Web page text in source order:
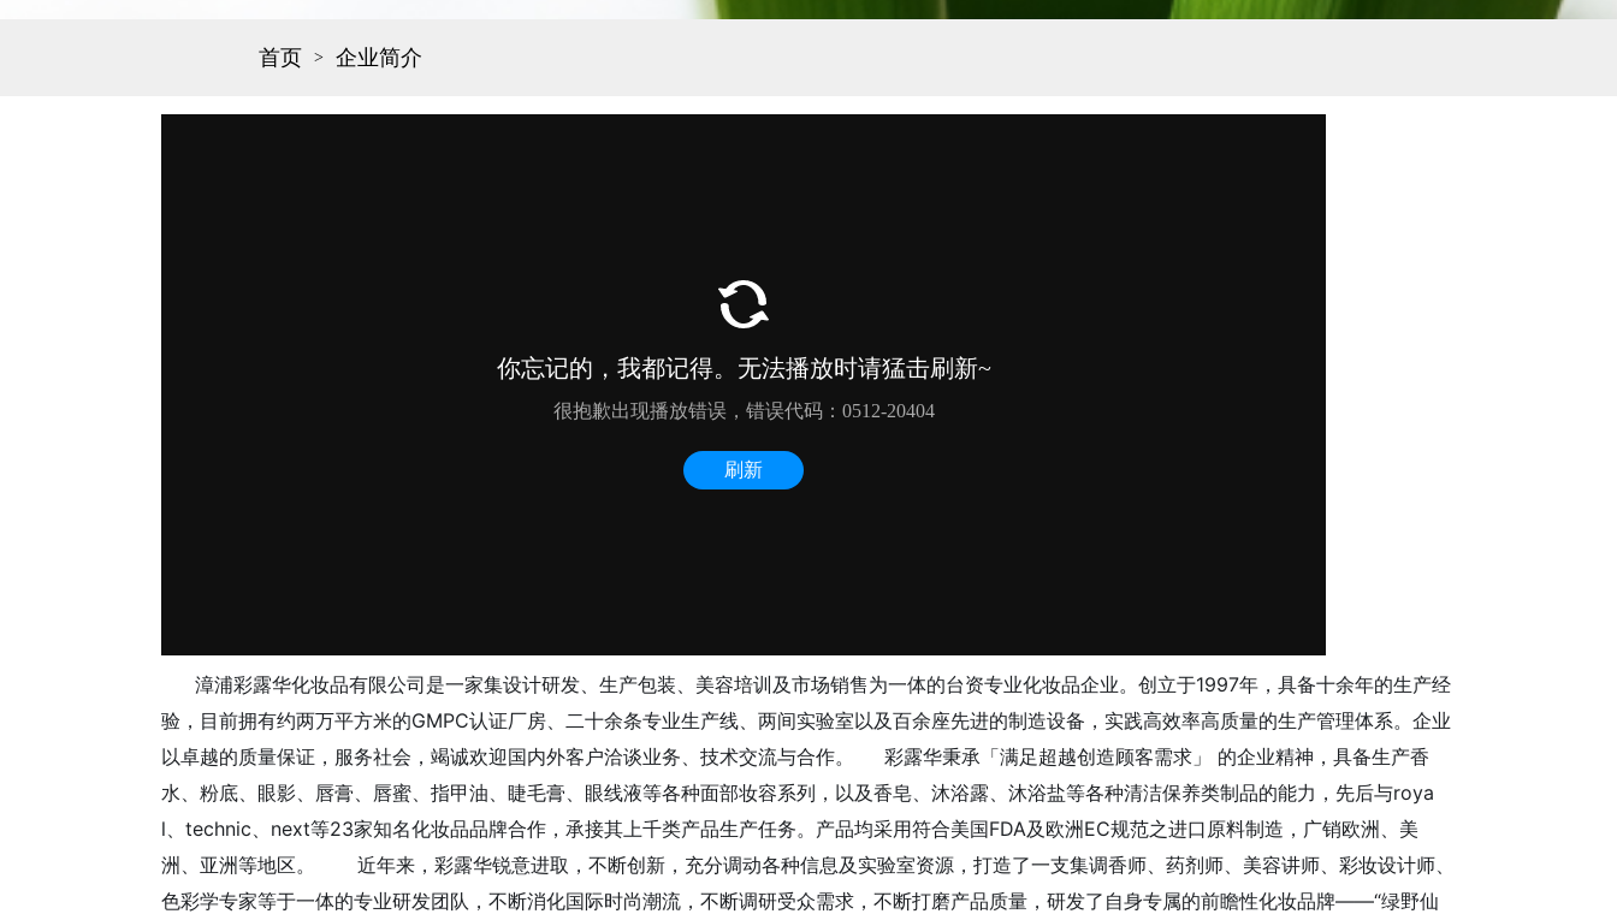
首页 > 企业简介
漳浦彩露华化妆品有限公司是一家集设计研发、生产包装、美容培训及市场销售为一体的台资专业化妆品企业。创立于1997年，具备十余年的生产经
验，目前拥有约两万平方米的GMPC认证厂房、二十余条专业生产线、两间实验室以及百余座先进的制造设备，实践高效率高质量的生产管理体系。企业
以卓越的质量保证，服务社会，竭诚欢迎国内外客户洽谈业务、技术交流与合作。 彩露华秉承「满足超越创造顾客需求」 的企业精神，具备生产香
水、粉底、眼影、唇膏、唇蜜、指甲油、睫毛膏、眼线液等各种面部妆容系列，以及香皂、沐浴露、沐浴盐等各种清洁保养类制品的能力，先后与roya
l、technic、next等23家知名化妆品品牌合作，承接其上千类产品生产任务。产品均采用符合美国FDA及欧洲EC规范之进口原料制造，广销欧洲、美
洲、亚洲等地区。 近年来，彩露华锐意进取，不断创新，充分调动各种信息及实验室资源，打造了一支集调香师、药剂师、美容讲师、彩妆设计师、
色彩学专家等于一体的专业研发团队，不断消化国际时尚潮流，不断调研受众需求，不断打磨产品质量，研发了自身专属的前瞻性化妆品牌——“绿野仙